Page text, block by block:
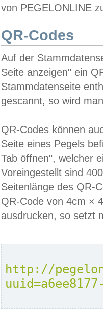
von PEGELONLINE
QR-Codes
Auf der
Seite anzeigen" ein
Stammdatenseite
gescannt, so wird
QR-Codes können
Seite eines Pegels
Tab öffnen", welcher
Voreingestellt sind
Seitenlänge des QR-
QR-Code von 4cm ×
ausdrucken, so setzt
http://